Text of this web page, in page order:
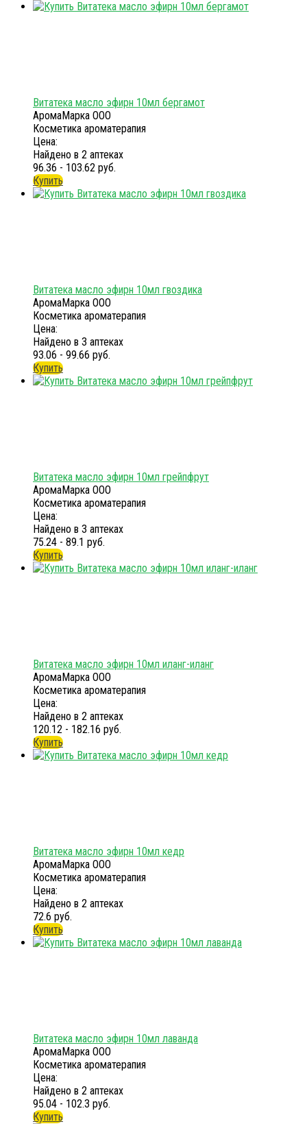
Витатека масло эфирн 10мл бергамот
АромаМарка ООО
Косметика ароматерапия
Цена:
Найдено в 2 аптеках
96.36 - 103.62 руб.
Купить
Витатека масло эфирн 10мл гвоздика
АромаМарка ООО
Косметика ароматерапия
Цена:
Найдено в 3 аптеках
93.06 - 99.66 руб.
Купить
Витатека масло эфирн 10мл грейпфрут
АромаМарка ООО
Косметика ароматерапия
Цена:
Найдено в 3 аптеках
75.24 - 89.1 руб.
Купить
Витатека масло эфирн 10мл иланг-иланг
АромаМарка ООО
Косметика ароматерапия
Цена:
Найдено в 2 аптеках
120.12 - 182.16 руб.
Купить
Витатека масло эфирн 10мл кедр
АромаМарка ООО
Косметика ароматерапия
Цена:
Найдено в 2 аптеках
72.6 руб.
Купить
Витатека масло эфирн 10мл лаванда
АромаМарка ООО
Косметика ароматерапия
Цена:
Найдено в 2 аптеках
95.04 - 102.3 руб.
Купить